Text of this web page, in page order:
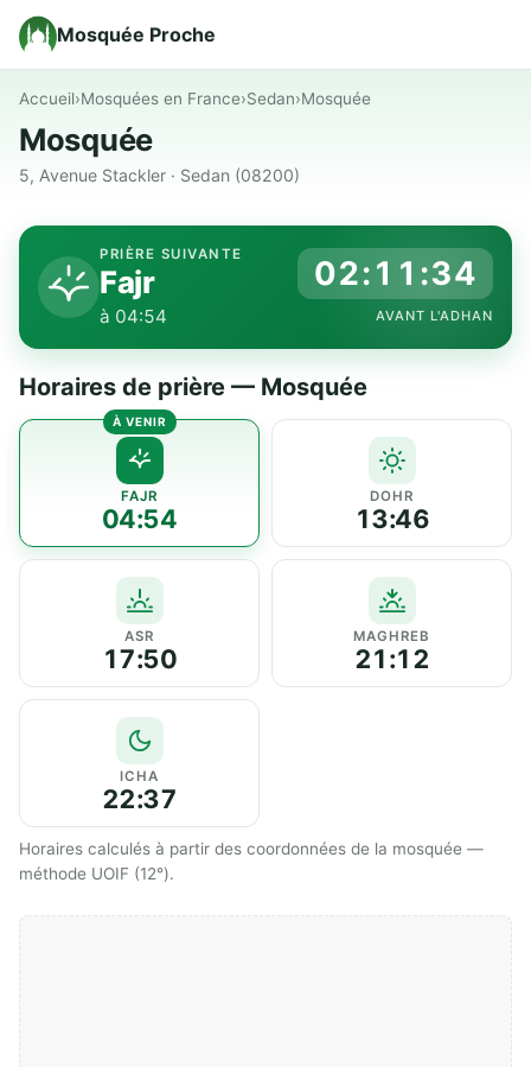
Mosquée Proche
Accueil›Mosquées en France›Sedan›Mosquée
Mosquée
5, Avenue Stackler · Sedan (08200)
PRIÈRE SUIVANTE
Fajr
à 04:54
02:11:34
AVANT L'ADHAN
Horaires de prière — Mosquée
FAJR
04:54
DOHR
13:46
ASR
17:50
MAGHREB
21:12
ICHA
22:37
Horaires calculés à partir des coordonnées de la mosquée —
méthode UOIF (12°).